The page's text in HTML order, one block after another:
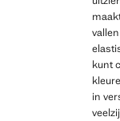
kunt
in